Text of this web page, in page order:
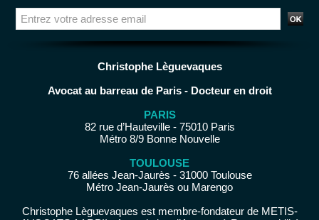
Christophe Lèguevaques
Avocat au barreau de Paris - Docteur en droit
PARIS
82 rue d’Hauteville - 75010 Paris
Métro 8/9 Bonne Nouvelle
TOULOUSE
76 allées Jean-Jaurès - 31000 Toulouse
Métro Jean-Jaurès ou Marengo
Christophe Lèguevaques est membre-fondateur de METIS-